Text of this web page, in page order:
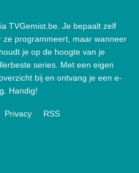
TVGemist.be. Je bepaalt zelf
programmeert, maar wanneer
je op de hoogte van je
series. Met een eigen
bij en ontvang je een e-
Handig!
Privacy RSS